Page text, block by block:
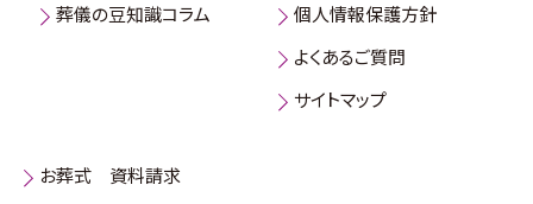
葬儀の豆知識コラム
個人情報保護方針
よくあるご質問
サイトマップ
お葬式 資料請求